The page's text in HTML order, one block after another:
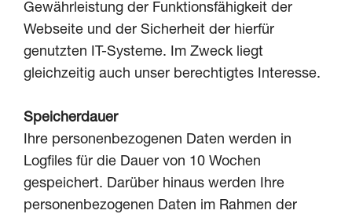
Gewährleistung der Funktionsfähigkeit der
Webseite und der Sicherheit der hierfür
genutzten IT-Systeme. Im Zweck liegt
gleichzeitig auch unser berechtigtes Interesse.
Speicherdauer
Ihre personenbezogenen Daten werden in
Logfiles für die Dauer von 10 Wochen
gespeichert. Darüber hinaus werden Ihre
personenbezogenen Daten im Rahmen der